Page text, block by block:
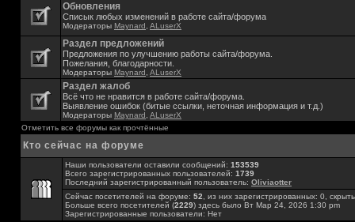
Обновления
Списык любых изменений в работе сайта/форума
Модераторы Maynard ALuserX
Раздел предложений
Предложения по улучшению работы сайта/форума.
Пожелания, благодарности.
Модераторы Maynard ALuserX
Раздел жалоб
Всё что не нравится в работе сайта/форума.
Выявление ошибок (битые ссылки, неточная информация и т.д.)
Модераторы Maynard ALuserX
Отметить все форумы как прочтённые
Кто сейчас на форуме
Наши пользователи оставили сообщений: 153539
Всего зарегистрированных пользователей: 1739
Последний зарегистрированный пользователь: Oliviaotter
Сейчас посетителей на форуме: 52 , из них зарегистрированных: 0,
Больше всего посетителей (2229) здесь было Вт Мар 24, 2026 1:30 pm
Зарегистрированные пользователи: Нет